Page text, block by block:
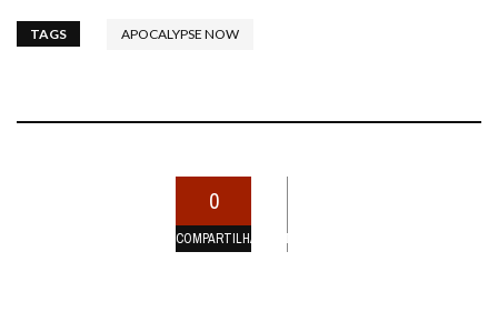
TAGS APOCALYPSE NOW
0
COMPARTILHAMENTOS